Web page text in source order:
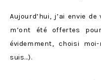
Aujourd’hui, j’ai envie
m’ont été offertes
évidemment, choisi
suis…).